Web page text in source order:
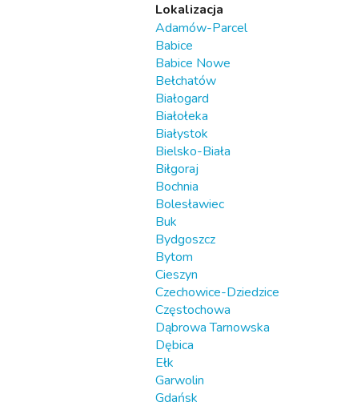
Lokalizacja
Adamów-Parcel
Babice
Babice Nowe
Bełchatów
Białogard
Białołeka
Białystok
Bielsko-Biała
Biłgoraj
Bochnia
Bolesławiec
Buk
Bydgoszcz
Bytom
Cieszyn
Czechowice-Dziedzice
Częstochowa
Dąbrowa Tarnowska
Dębica
Ełk
Garwolin
Gdańsk